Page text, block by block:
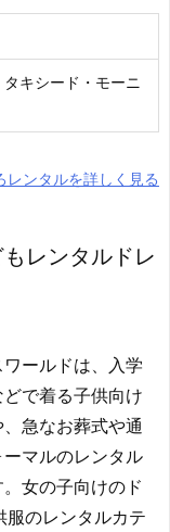
キシード・モーニ
ンタルを詳しく見る
レンタルドレ
ールドは、入学
で着る子供向け
急なお葬式や通
マルのレンタル
女の子向けのド
服のレンタルカテ